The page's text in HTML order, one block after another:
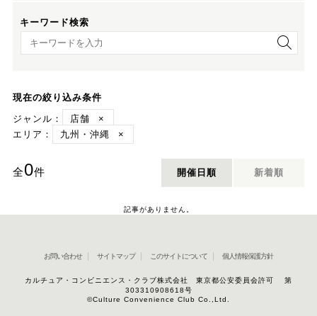
キーワード検索
キーワード検索
現在の絞り込み条件
ジャンル：
店舗
×
エリア：
九州・沖縄 ×
全0件 開催日順 新着順
記事がありません。
お問い合わせ サイトマップ このサイトについて 個人情報保護方針
カルチュア・コンビニエンス・クラブ株式会社 東京都公安委員会許可 第
303310908618号
©Culture Convenience Club Co.,Ltd.